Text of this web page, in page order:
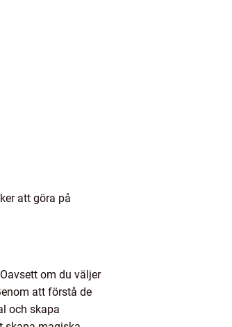
att göra på
om du väljer
att förstå de
och skapa